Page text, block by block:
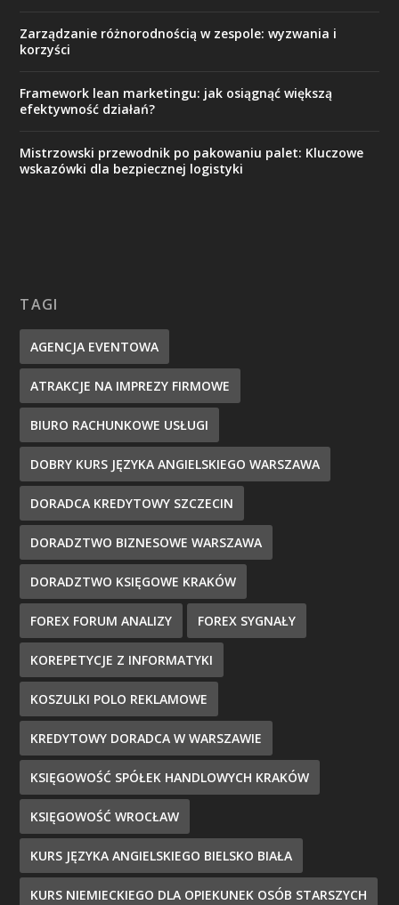
Zarządzanie różnorodnością w zespole: wyzwania i
korzyści
Framework lean marketingu: jak osiągnąć większą
efektywność działań?
Mistrzowski przewodnik po pakowaniu palet: Kluczowe
wskazówki dla bezpiecznej logistyki
TAGI
AGENCJA EVENTOWA
ATRAKCJE NA IMPREZY FIRMOWE
BIURO RACHUNKOWE USŁUGI
DOBRY KURS JĘZYKA ANGIELSKIEGO WARSZAWA
DORADCA KREDYTOWY SZCZECIN
DORADZTWO BIZNESOWE WARSZAWA
DORADZTWO KSIĘGOWE KRAKÓW
FOREX FORUM ANALIZY FOREX SYGNAŁY
KOREPETYCJE Z INFORMATYKI
KOSZULKI POLO REKLAMOWE
KREDYTOWY DORADCA W WARSZAWIE
KSIĘGOWOŚĆ SPÓŁEK HANDLOWYCH KRAKÓW
KSIĘGOWOŚĆ WROCŁAW
KURS JĘZYKA ANGIELSKIEGO BIELSKO BIAŁA
KURS NIEMIECKIEGO DLA OPIEKUNEK OSÓB STARSZYCH